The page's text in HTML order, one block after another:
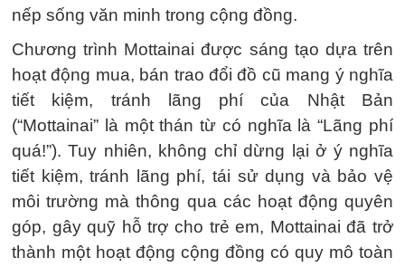
nếp sống văn minh trong cộng đồng.
Chương trình Mottainai được sáng tạo dựa trên
hoạt động mua, bán trao đổi đồ cũ mang ý nghĩa
tiết kiệm, tránh lãng phí của Nhật Bản
(“Mottainai” là một thán từ có nghĩa là “Lãng phí
quá!”). Tuy nhiên, không chỉ dừng lại ở ý nghĩa
tiết kiệm, tránh lãng phí, tái sử dụng và bảo vệ
môi trường mà thông qua các hoạt động quyên
góp, gây quỹ hỗ trợ cho trẻ em, Mottainai đã trở
thành một hoạt động cộng đồng có quy mô toàn